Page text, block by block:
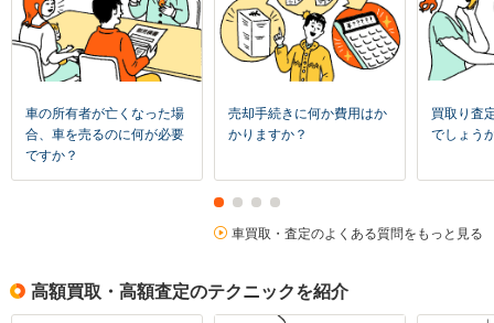
車の所有者が亡くなった場
合、車を売るのに何が必要
ですか？
売却手続きに何か費用はか
かりますか？
買取り査
でしょう
車買取・査定のよくある質問をもっと見る
高額買取・高額査定のテクニックを紹介